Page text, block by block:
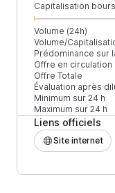
Capitalisation
Volume (24h)
Volume/
Prédominance sur
Offre en circulation
Offre Totale
Évaluation après
Minimum sur 24 h
Maximum sur 24 h
Liens officiels
Site internet